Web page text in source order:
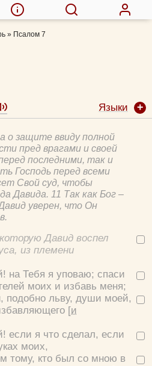
» Псалом 7
свт.
свт.
А.П. Лопухина
прот.
блж.
еп.
Языки
о защите ввиду полной
пред врагами и своей
последними, так и
Господь перед всеми
Свой суд, чтобы
Давида. 11 Так как Бог –
уверен, что Он
Давид воспел
из племени
на Тебя я уповаю; спаси
моих и избавь меня;
подобно льву, души моей,
[и
если я что сделал, если
моих,
тому, кто был со мною в